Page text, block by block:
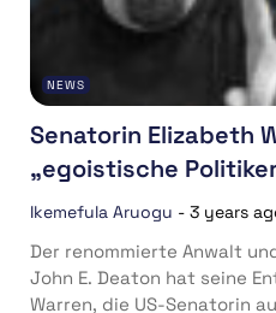
NEWS
Senatorin Elizabeth
„egoistische
Ikemefula Aruogu - 3 years
Der renommierte Anwalt
John E. Deaton hat seine
Warren, die US-Senatorin